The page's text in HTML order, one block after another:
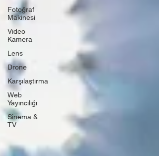
Fotoğraf
Makinesi
Video
Kamera
Lens
Drone
Karşılaştırma
Web
Yayıncılığı
Sinema &
TV